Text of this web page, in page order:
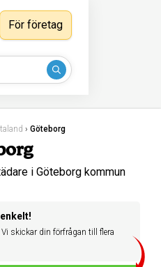
För företag
› Göteborg
i Göteborg kommun
skickar din förfrågan till flera